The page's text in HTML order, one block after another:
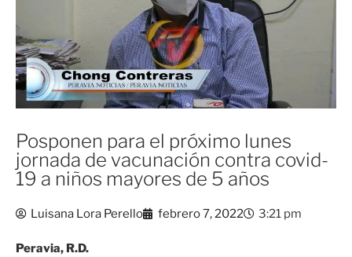
Posponen para el próximo lunes
jornada de vacunación contra covid-
19 a niños mayores de 5 años
Luisana Lora Perello febrero 7, 2022 3:21 pm
Peravia, R.D.